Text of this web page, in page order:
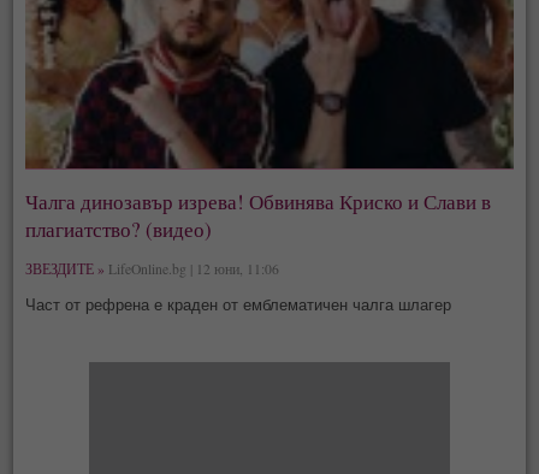
Чалга динозавър изрева! Обвинява Криско и Слави в
плагиатство? (видео)
ЗВЕЗДИТЕ » LifeOnline.bg | 12 юни, 11:06
Част от рефрена е краден от емблематичен чалга шлагер